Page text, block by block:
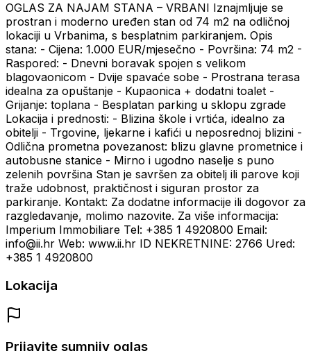
OGLAS ZA NAJAM STANA – VRBANI Iznajmljuje se
prostran i moderno uređen stan od 74 m2 na odličnoj
lokaciji u Vrbanima, s besplatnim parkiranjem. Opis
stana: - Cijena: 1.000 EUR/mjesečno - Površina: 74 m2 -
Raspored: - Dnevni boravak spojen s velikom
blagovaonicom - Dvije spavaće sobe - Prostrana terasa
idealna za opuštanje - Kupaonica + dodatni toalet -
Grijanje: toplana - Besplatan parking u sklopu zgrade
Lokacija i prednosti: - Blizina škole i vrtića, idealno za
obitelji - Trgovine, ljekarne i kafići u neposrednoj blizini -
Odlična prometna povezanost: blizu glavne prometnice i
autobusne stanice - Mirno i ugodno naselje s puno
zelenih površina Stan je savršen za obitelj ili parove koji
traže udobnost, praktičnost i siguran prostor za
parkiranje. Kontakt: Za dodatne informacije ili dogovor za
razgledavanje, molimo nazovite. Za više informacija:
Imperium Immobiliare Tel: +385 1 4920800 Email:
info@ii.hr Web: www.ii.hr ID NEKRETNINE: 2766 Ured:
+385 1 4920800
Lokacija
Prijavite sumnjiv oglas